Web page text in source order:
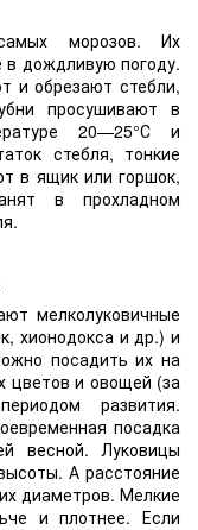
морозов. Их
дождливую погоду.
и обрезают стебли,
просушивают в
20—25°С и
стебля, тонкие
в ящик или горшок,
в прохладном
мелколуковичные
хионодокса и др.) и
посадить их на
цветов и овощей (за
развития.
посадка
весной. Луковицы
А расстояние
диаметров. Мелкие
и плотнее. Если